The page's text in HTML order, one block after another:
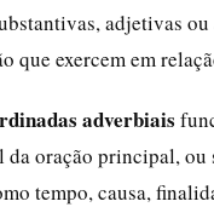
adjetivas
que exercem em
adverbiais
oração principal, ou
tempo, causa,